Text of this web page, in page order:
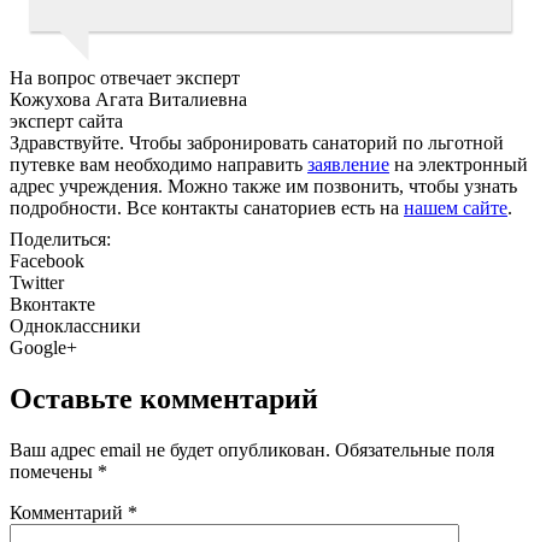
На вопрос отвечает эксперт
Кожухова Агата Виталиевна
эксперт сайта
Здравствуйте. Чтобы забронировать санаторий по льготной
путевке вам необходимо направить заявление на электронный
адрес учреждения. Можно также им позвонить, чтобы узнать
подробности. Все контакты санаториев есть на нашем сайте.
Поделиться:
Facebook
Twitter
Вконтакте
Одноклассники
Google+
Оставьте комментарий
Ваш адрес email не будет опубликован. Обязательные поля
помечены *
Комментарий *